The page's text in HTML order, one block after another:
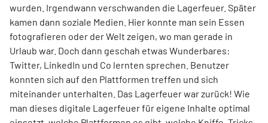
wurden. Irgendwann verschwanden die Lagerfeuer. Später
kamen dann soziale Medien. Hier konnte man sein Essen
fotografieren oder der Welt zeigen, wo man gerade in
Urlaub war. Doch dann geschah etwas Wunderbares:
Twitter, LinkedIn und Co lernten sprechen. Benutzer
konnten sich auf den Plattformen treffen und sich
miteinander unterhalten. Das Lagerfeuer war zurück! Wie
man dieses digitale Lagerfeuer für eigene Inhalte optimal